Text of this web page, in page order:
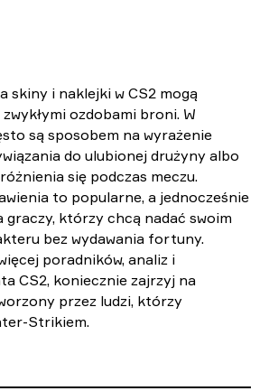
skiny i naklejki w CS2 mogą
ozdobami broni. W
są sposobem na wyrażenie
do ulubionej drużyny albo
się podczas meczu.
to popularne, a jednocześnie
graczy, którzy chcą nadać swoim
bez wydawania fortuny.
poradników, analiz i
CS2, koniecznie zajrzyj na
przez ludzi, którzy
Strikiem.